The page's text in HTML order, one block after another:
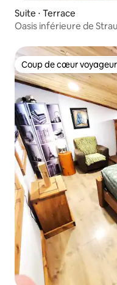
Suite ⋅ Terrace
Oasis inférieure de
Coup de cœur
Coup de cœur